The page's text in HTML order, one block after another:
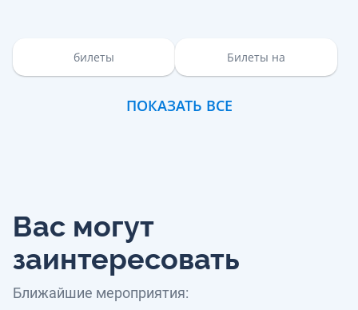
билеты Билеты на
ПОКАЗАТЬ ВСЕ
Вас могут
заинтересовать
Ближайшие мероприятия: